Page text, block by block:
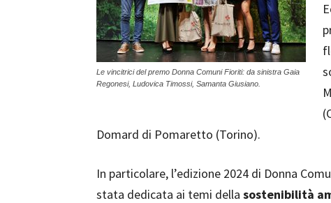
Le vincitrici del premo Donna Comuni Fioriti: da sinistra Gaia
Regonesi, Ludovica Timossi, Samanta Giusiano.
Domard di Pomaretto (Torino).
In particolare, l’edizione 2024 di Donna
stata dedicata ai temi della sostenibilità